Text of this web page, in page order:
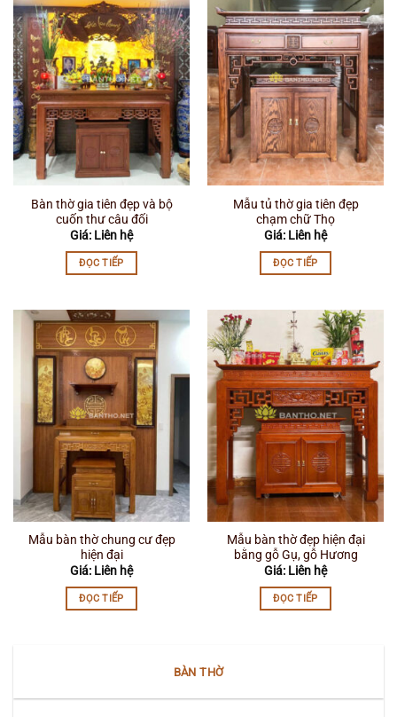
Bàn thờ gia tiên đẹp và bộ
cuốn thư câu đối
Giá: Liên hệ
ĐỌC TIẾP
Mẫu tủ thờ gia tiên đẹp
chạm chữ Thọ
Giá: Liên hệ
ĐỌC TIẾP
Mẫu bàn thờ chung cư đẹp
hiện đại
Giá: Liên hệ
ĐỌC TIẾP
Mẫu bàn thờ đẹp hiện đại
bằng gỗ Gụ, gỗ Hương
Giá: Liên hệ
ĐỌC TIẾP
BÀN THỜ